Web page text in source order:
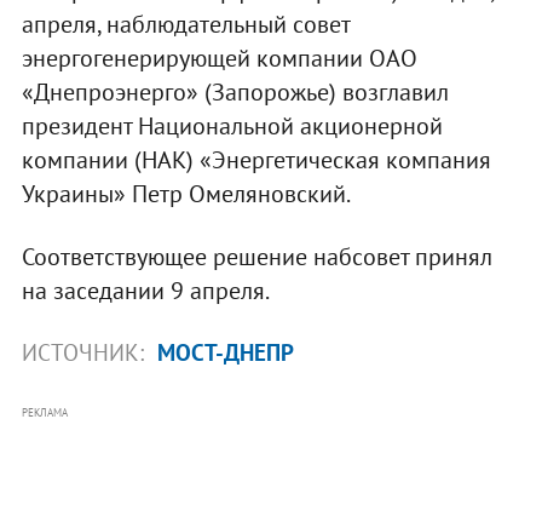
апреля, наблюдательный совет
энергогенерирующей компании ОАО
«Днепроэнерго» (Запорожье) возглавил
президент Национальной акционерной
компании (НАК) «Энергетическая компания
Украины» Петр Омеляновский.
Соответствующее решение набсовет принял
на заседании 9 апреля.
ИСТОЧНИК: МОСТ-ДНЕПР
РЕКЛАМА